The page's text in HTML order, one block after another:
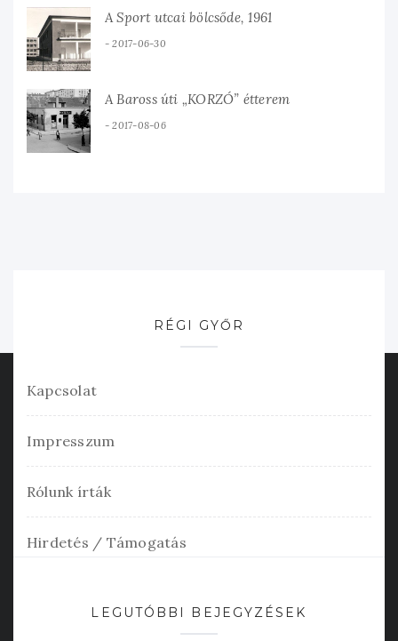
A Sport utcai bölcsőde, 1961
2017-06-30
A Baross úti „KORZÓ” étterem
2017-08-06
RÉGI GYŐR
Kapcsolat
Impresszum
Rólunk írták
Hirdetés / Támogatás
LEGUTÓBBI BEJEGYZÉSEK